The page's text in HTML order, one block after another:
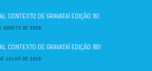
CONTEXTO DE GRAVATAÍ EDIÇÃO 161
AGOSTO DE 2026
CONTEXTO DE GRAVATAÍ EDIÇÃO 160
JULHO DE 2026